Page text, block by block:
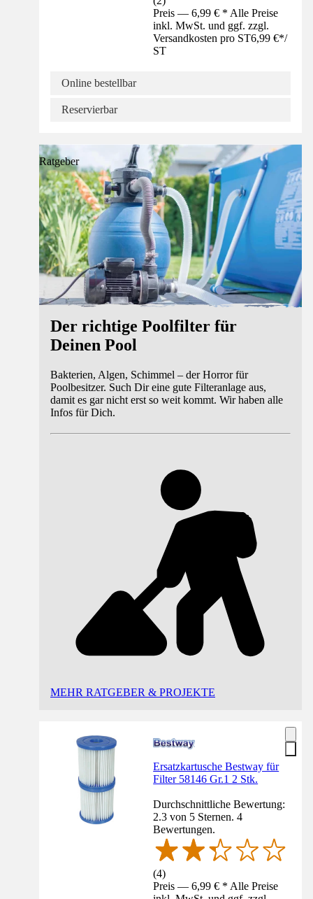
Preis — 6,99 € * Alle Preise
inkl. MwSt. und ggf. zzgl.
Versandkosten pro ST6,99 €*/
ST
Online bestellbar
Reservierbar
Ratgeber
Der richtige Poolfilter für
Deinen Pool
Bakterien, Algen, Schimmel – der Horror für
Poolbesitzer. Such Dir eine gute Filteranlage aus,
damit es gar nicht erst so weit kommt. Wir haben alle
Infos für Dich.
MEHR RATGEBER & PROJEKTE
Ersatzkartusche Bestway für
Filter 58146 Gr.1 2 Stk.
Durchschnittliche Bewertung:
2.3 von 5 Sternen. 4
Bewertungen.
(4)
Preis — 6,99 € * Alle Preise